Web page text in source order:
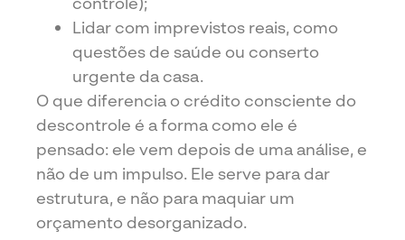
Lidar com imprevistos reais, como
questões de saúde ou conserto
urgente da casa.
O que diferencia o crédito consciente do
descontrole é a forma como ele é
pensado: ele vem depois de uma análise, e
não de um impulso. Ele serve para dar
estrutura, e não para maquiar um
orçamento desorganizado.